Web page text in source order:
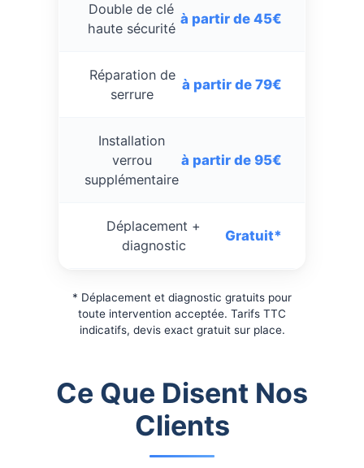
Double de clé
haute sécurité
à partir de 45€
Réparation de
serrure
à partir de 79€
Installation
verrou
supplémentaire
à partir de 95€
Déplacement +
diagnostic
Gratuit*
* Déplacement et diagnostic gratuits pour
toute intervention acceptée. Tarifs TTC
indicatifs, devis exact gratuit sur place.
Ce Que Disent Nos
Clients